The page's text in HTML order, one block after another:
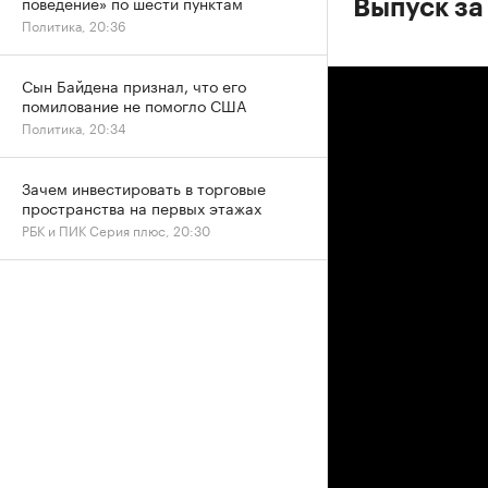
Выпуск
Политика, 20:36
Сын Байдена признал, что его
помилование не помогло США
Политика, 20:34
Зачем инвестировать в торговые
пространства на первых этажах
РБК и ПИК Серия плюс, 20:30